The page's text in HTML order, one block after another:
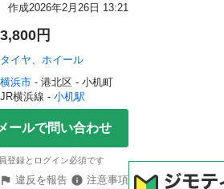
作成2026年2月26日 13:21
3,800円
タイヤ、ホイール
横浜市 - 港北区 - 小机町
JR横浜線 - 小机駅
ールで問い合わせ
登録とログイン必須です
違反を報告
注意事項